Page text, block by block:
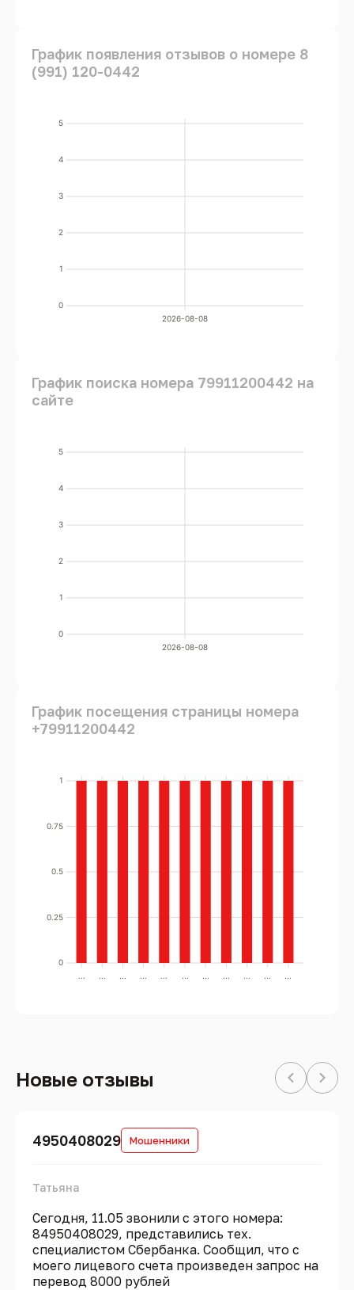
График появления отзывов о номере 8
(991) 120-0442
0
1
2
3
4
5
2026-08-08
График поиска номера 79911200442 на
сайте
0
1
2
3
4
5
2026-08-08
График посещения страницы номера
+79911200442
0
0.25
0.5
0.75
1
Новые отзывы
4950408029 Мошенники
Татьяна
Сегодня, 11.05 звонили с этого номера:
84950408029, представились тех.
специалистом Сбербанка. Сообщил, что с
моего лицевого счета произведен запрос на
перевод 8000 рублей